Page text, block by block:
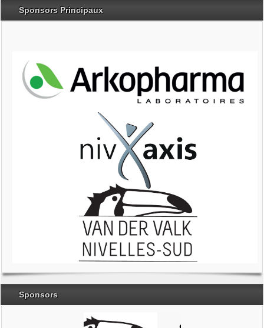
Sponsors Principaux
Sponsors